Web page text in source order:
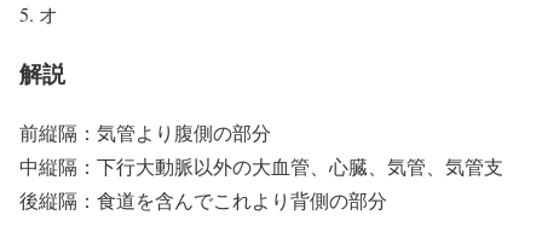
オ
解説
前縦隔：気管より腹側の部分
中縦隔：下行大動脈以外の大血管、心臓、気管、気管支
後縦隔：食道を含んでこれより背側の部分